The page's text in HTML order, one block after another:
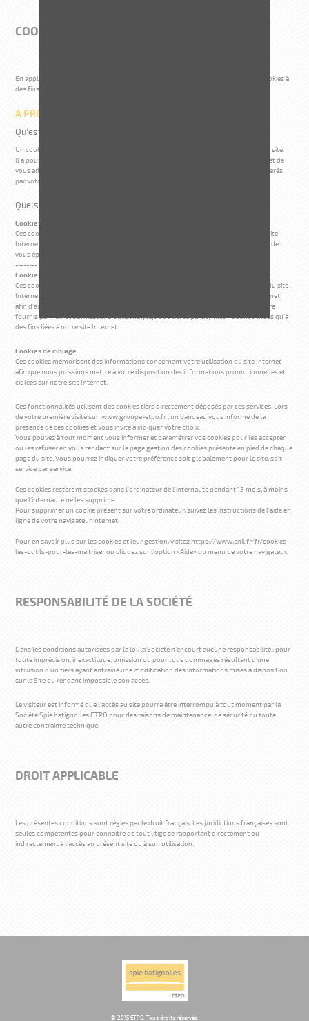
COOKIES
En application des dispositions de la directive 2002/58/CE, la société utilise des cookies à
des fins d'identifications personnelles.
A PROPOS DES COOKIES
Qu'est-ce qu'un cookie ?
Un cookie est un petit fichier texte déposé sur votre ordinateur lors de la visite d'un site.
Il a pour but de collecter des informations relatives à votre navigation sur les sites et de
vous adresser des services personnalisés. Dans votre ordinateur les cookies sont gérés
par votre navigateur internet.
Quels sont les différents types de cookies ?
Cookies fonctionnels
Ces cookies sont indispensables au bon fonctionnement du site et permettent au site
Internet de se souvenir des choix que vous pourriez faire lors de votre visite, en vue de
vous épargner d'avoir à les réitérer lors de vos prochaines visites.
--------
Cookies analytiques
Ces cookies nous permettent de recueillir des données relatives à votre utilisation du site
Internet, y compris le contenu sur lequel vous cliquez en naviguant sur le site Internet,
afin d'améliorer la performance et la conception de celui-ci. Ces cookies peuvent être
fournis par notre fournisseur d'outil analytique de tierce partie, mais ne sont utilisés qu'à
des fins liées à notre site Internet.
Cookies de ciblage
Ces cookies mémorisent des informations concernant votre utilisation du site Internet
afin que nous puissions mettre à votre disposition des informations promotionnelles et
ciblées sur notre site Internet.
Ces fonctionnalités utilisent des cookies tiers directement déposés par ces services. Lors
de votre première visite sur www.groupe-etpo.fr , un bandeau vous informe de la
présence de ces cookies et vous invite à indiquer votre choix.
Vous pouvez à tout moment vous informer et paramétrer vos cookies pour les accepter
ou les refuser en vous rendant sur la page gestion des cookies présente en pied de chaque
page du site. Vous pourrez indiquer votre préférence soit globalement pour le site, soit
service par service.
Ces cookies resteront stockés dans l'ordinateur de l'internaute pendant 13 mois, à moins
que l'internaute ne les supprime.
Pour supprimer un cookie présent sur votre ordinateur, suivez les instructions de l'aide en
ligne de votre navigateur internet.
Pour en savoir plus sur les cookies et leur gestion, visitez https://www.cnil.fr/fr/cookies-
les-outils-pour-les-maitriser ou cliquez sur l'option «Aide» du menu de votre navigateur.
RESPONSABILITÉ DE LA SOCIÉTÉ
Dans les conditions autorisées par la loi, la Société n'encourt aucune responsabilité : pour
toute imprécision, inexactitude, omission ou pour tous dommages résultant d'une
intrusion d'un tiers ayant entraîné une modification des informations mises à disposition
sur le Site ou rendant impossible son accès.
Le visiteur est informé que l'accès au site pourra être interrompu à tout moment par la
Société Spie batignolles ETPO pour des raisons de maintenance, de sécurité ou toute
autre contrainte technique.
DROIT APPLICABLE
Les présentes conditions sont régies par le droit français. Les juridictions françaises sont
seules compétentes pour connaître de tout litige se rapportant directement ou
indirectement à l'accès au présent site ou à son utilisation.
© 2015 ETPO. Tous droits réservés.